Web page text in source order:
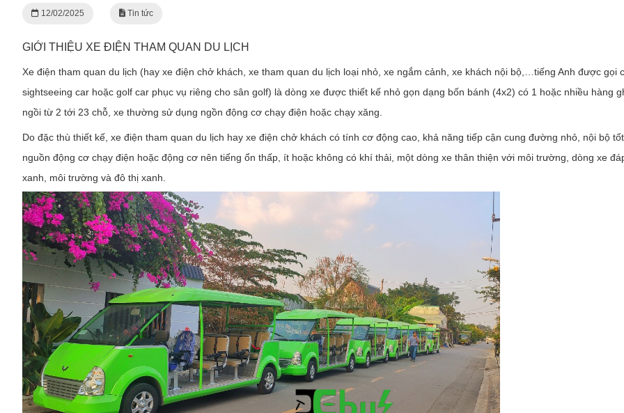
12/02/2025 Tin tức
GIỚI THIỆU XE ĐIỆN THAM QUAN DU LỊCH
Xe điện tham quan du lịch (hay xe điện chở khách, xe tham quan du lịch loại nhỏ, xe ngắm cảnh, xe khách nội bộ,…tiếng Anh được gọi
sightseeing car hoặc golf car phục vụ riêng cho sân golf) là dòng xe được thiết kế nhỏ gọn dạng bốn bánh (4x2) có 1 hoặc nhiều hàng
ngồi từ 2 tới 23 chỗ, xe thường sử dụng ngồn động cơ chạy điện hoặc chạy xăng.
Do đặc thù thiết kế, xe điện tham quan du lịch hay xe điện chở khách có tính cơ động cao, khả năng tiếp cận cung đường nhỏ, nội bộ
nguồn động cơ chạy điện hoặc động cơ nên tiếng ổn thấp, ít hoặc không có khí thải, một dòng xe thân thiện với môi trường, dòng xe
xanh, môi trường và đô thị xanh.